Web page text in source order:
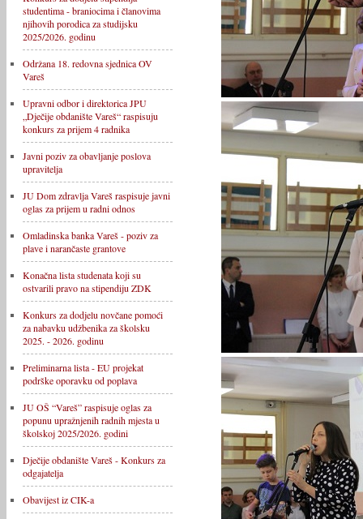
studentima - braniocima i članovima
njihovih porodica za studijsku
2025/2026. godinu
Održana 18. redovna sjednica OV
Vareš
Upravni odbor i direktorica JPU
„Dječije obdanište Vareš“ raspisuju
konkurs za prijem 4 radnika
Javni poziv za obavljanje poslova
upravitelja
JU Dom zdravlja Vareš raspisuje javni
oglas za prijem u radni odnos
Omladinska banka Vareš - poziv za
plave i narančaste grantove
Konačna lista studenata koji su
ostvarili pravo na stipendiju ZDK
Konkurs za dodjelu novčane pomoći
za nabavku udžbenika za školsku
2025. - 2026. godinu
Preliminarna lista - EU projekat
podrške oporavku od poplava
JU OŠ “Vareš” raspisuje oglas za
popunu upražnjenih radnih mjesta u
školskoj 2025/2026. godini
Dječije obdanište Vareš - Konkurs za
odgajatelja
Obavijest iz CIK-a